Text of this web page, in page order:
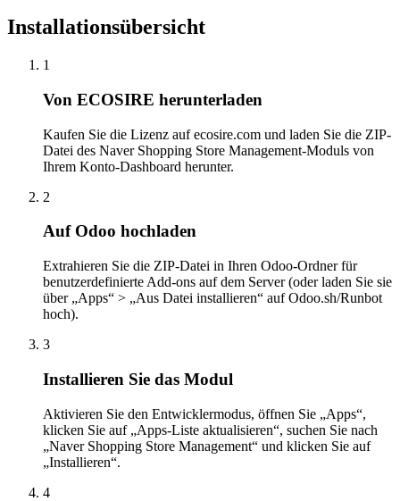
Installationsübersicht
1
Von ECOSIRE herunterladen
Kaufen Sie die Lizenz auf ecosire.com und laden Sie die ZIP-
Datei des Naver Shopping Store Management-Moduls von
Ihrem Konto-Dashboard herunter.
2
Auf Odoo hochladen
Extrahieren Sie die ZIP-Datei in Ihren Odoo-Ordner für
benutzerdefinierte Add-ons auf dem Server (oder laden Sie sie
über „Apps“ > „Aus Datei installieren“ auf Odoo.sh/Runbot
hoch).
3
Installieren Sie das Modul
Aktivieren Sie den Entwicklermodus, öffnen Sie „Apps“,
klicken Sie auf „Apps-Liste aktualisieren“, suchen Sie nach
„Naver Shopping Store Management“ und klicken Sie auf
„Installieren“.
4